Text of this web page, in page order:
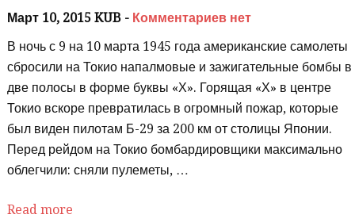
Март 10, 2015 KUB - Комментариев нет
В ночь с 9 на 10 марта 1945 года американские самолеты
сбросили на Токио напалмовые и зажигательные бомбы в
две полосы в форме буквы «Х». Горящая «Х» в центре
Токио вскоре превратилась в огромный пожар, которые
был виден пилотам Б-29 за 200 км от столицы Японии.
Перед рейдом на Токио бомбардировщики максимально
облегчили: сняли пулеметы, …
Read more